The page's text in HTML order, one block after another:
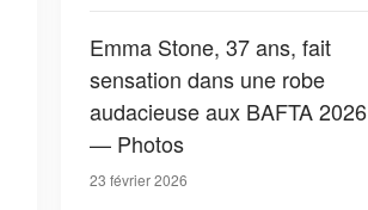
Emma Stone, 37 ans, fait
sensation dans une robe
audacieuse aux BAFTA 2026
— Photos
23 février 2026